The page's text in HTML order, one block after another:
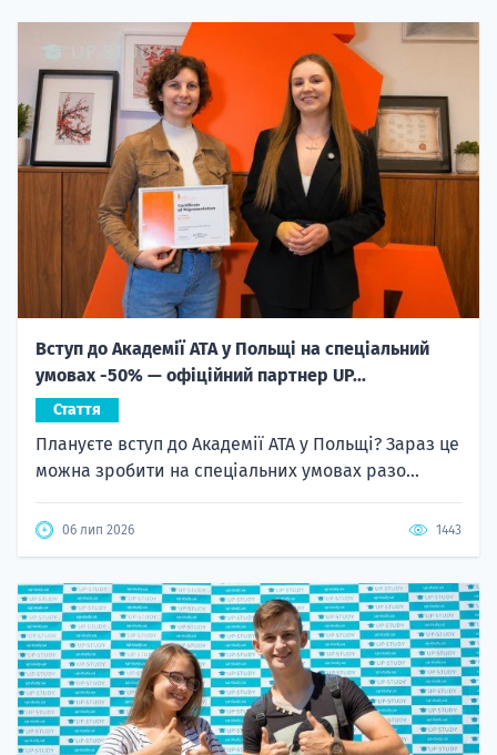
Вступ до Академії ATA у Польщі на спеціальний
умовах -50% — офіційний партнер UP...
Стаття
Плануєте вступ до Академії ATA у Польщі? Зараз це
можна зробити на спеціальних умовах разо...
06 лип 2026 1443